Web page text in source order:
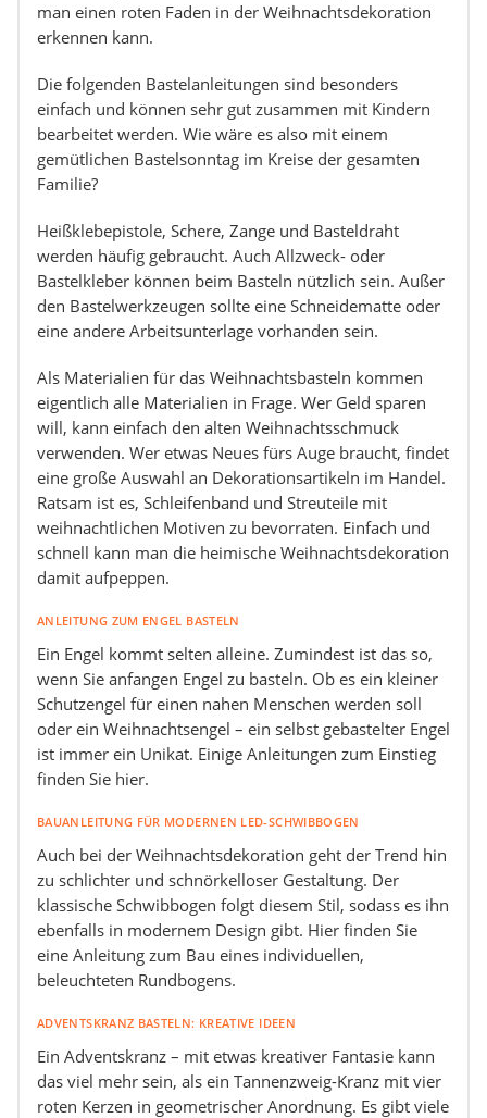
man einen roten Faden in der Weihnachtsdekoration
erkennen kann.
Die folgenden Bastelanleitungen sind besonders
einfach und können sehr gut zusammen mit Kindern
bearbeitet werden. Wie wäre es also mit einem
gemütlichen Bastelsonntag im Kreise der gesamten
Familie?
Heißklebepistole, Schere, Zange und Basteldraht
werden häufig gebraucht. Auch Allzweck- oder
Bastelkleber können beim Basteln nützlich sein. Außer
den Bastelwerkzeugen sollte eine Schneidematte oder
eine andere Arbeitsunterlage vorhanden sein.
Als Materialien für das Weihnachtsbasteln kommen
eigentlich alle Materialien in Frage. Wer Geld sparen
will, kann einfach den alten Weihnachtsschmuck
verwenden. Wer etwas Neues fürs Auge braucht, findet
eine große Auswahl an Dekorationsartikeln im Handel.
Ratsam ist es, Schleifenband und Streuteile mit
weihnachtlichen Motiven zu bevorraten. Einfach und
schnell kann man die heimische Weihnachtsdekoration
damit aufpeppen.
ANLEITUNG ZUM ENGEL BASTELN
Ein Engel kommt selten alleine. Zumindest ist das so,
wenn Sie anfangen Engel zu basteln. Ob es ein kleiner
Schutzengel für einen nahen Menschen werden soll
oder ein Weihnachtsengel – ein selbst gebastelter Engel
ist immer ein Unikat. Einige Anleitungen zum Einstieg
finden Sie hier.
BAUANLEITUNG FÜR MODERNEN LED-SCHWIBBOGEN
Auch bei der Weihnachtsdekoration geht der Trend hin
zu schlichter und schnörkelloser Gestaltung. Der
klassische Schwibbogen folgt diesem Stil, sodass es ihn
ebenfalls in modernem Design gibt. Hier finden Sie
eine Anleitung zum Bau eines individuellen,
beleuchteten Rundbogens.
ADVENTSKRANZ BASTELN: KREATIVE IDEEN
Ein Adventskranz – mit etwas kreativer Fantasie kann
das viel mehr sein, als ein Tannenzweig-Kranz mit vier
roten Kerzen in geometrischer Anordnung. Es gibt viele